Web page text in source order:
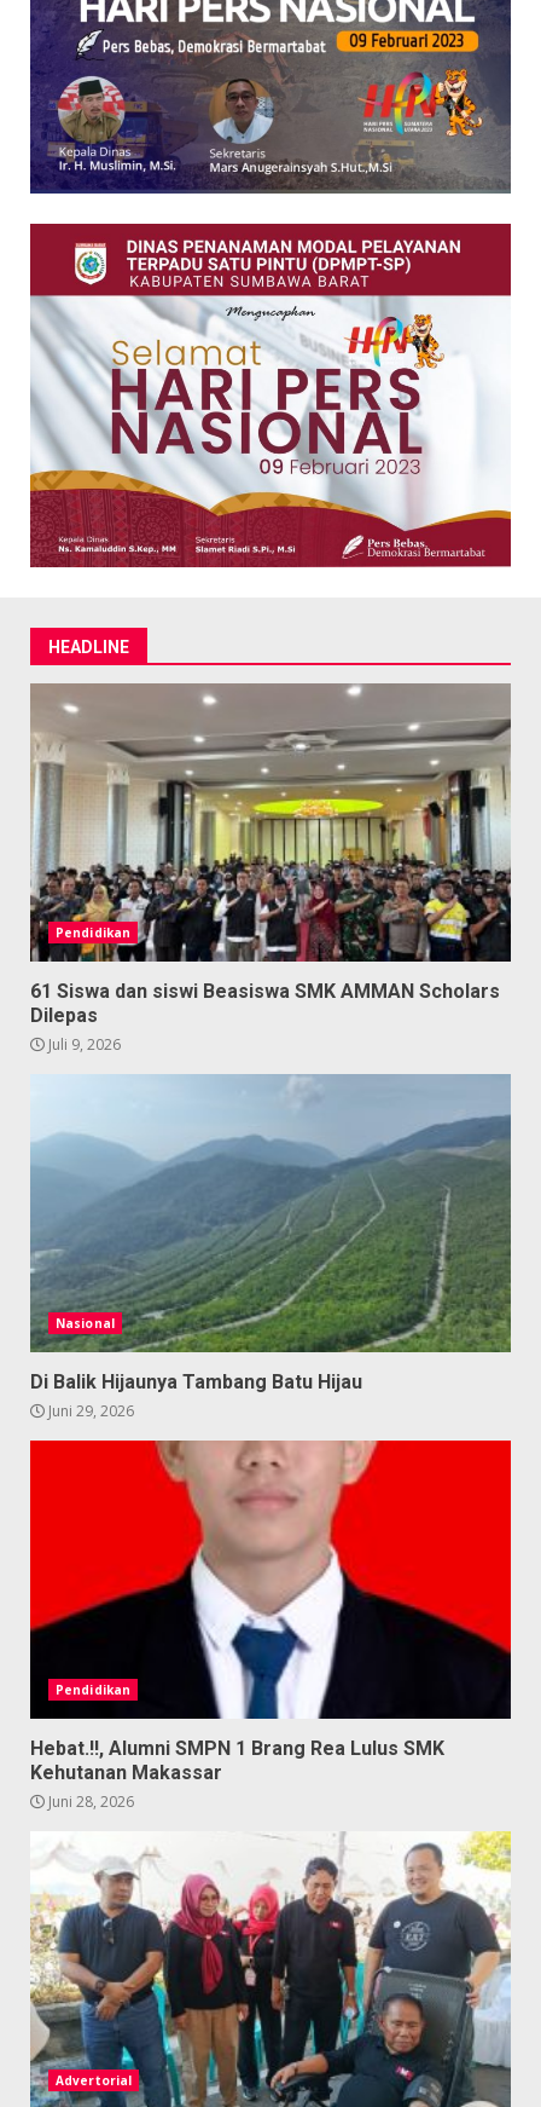
HEADLINE
Pendidikan
61 Siswa dan siswi Beasiswa SMK AMMAN Scholars
Dilepas
Juli 9, 2026
Nasional
Di Balik Hijaunya Tambang Batu Hijau
Juni 29, 2026
Pendidikan
Hebat.!!, Alumni SMPN 1 Brang Rea Lulus SMK
Kehutanan Makassar
Juni 28, 2026
Advertorial